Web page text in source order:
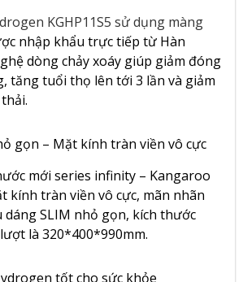
KGHP11S5 sử dụng màng
nhập khẩu trực tiếp từ Hàn
dòng chảy xoáy giúp giảm đóng
tăng tuổi thọ lên tới 3 lần và giảm
gọn – Mặt kính tràn viền vô cực
mới series infinity – Kangaroo
kính tràn viền vô cực, mãn nhãn
dáng SLIM nhỏ gọn, kích thước
là 320*400*990mm.
tốt cho sức khỏe